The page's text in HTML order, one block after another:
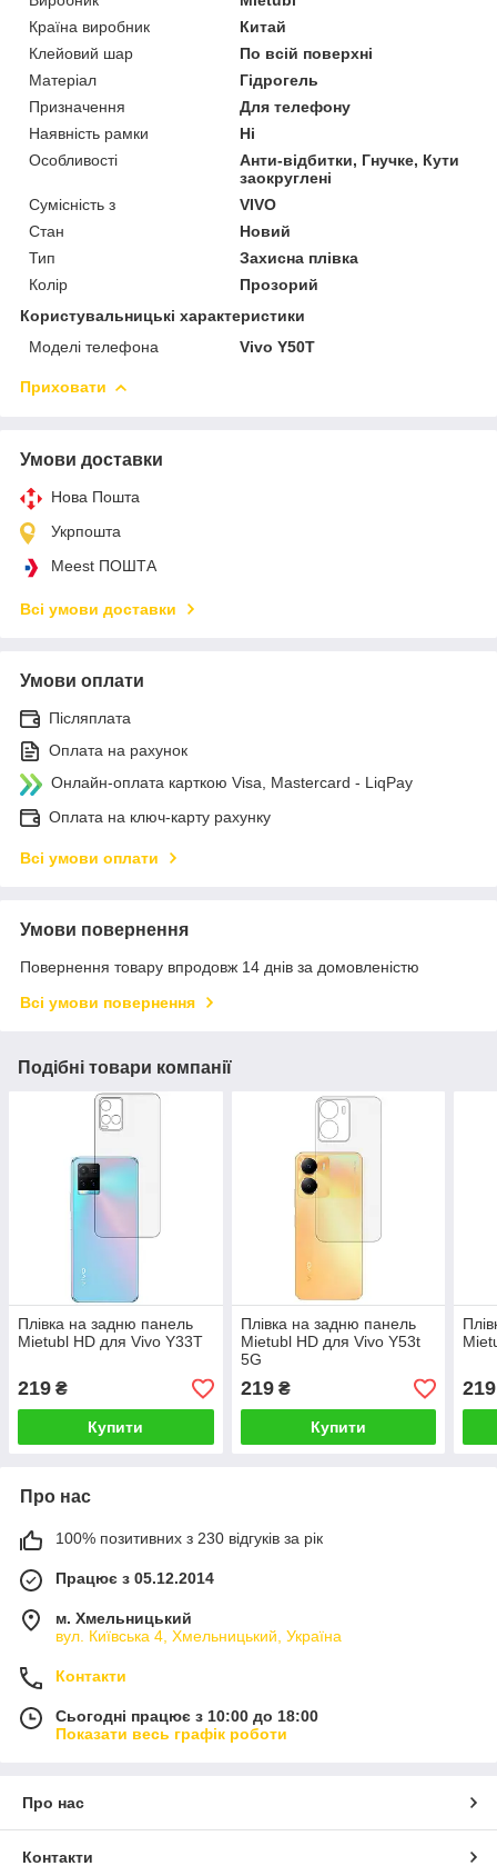
Країна виробник
Китай
Клейовий шар
По всій поверхні
Матеріал
Гідрогель
Призначення
Для телефону
Наявність рамки
Ні
Особливості
Анти-відбитки, Гнучке, Кути
заокруглені
Сумісність з
VIVO
Стан
Новий
Тип
Захисна плівка
Колір
Прозорий
Користувальницькі характеристики
Моделі телефона
Vivo Y50T
Приховати
Умови доставки
Нова Пошта
Укрпошта
Meest ПОШТА
Всі умови доставки
Умови оплати
Післяплата
Оплата на рахунок
Онлайн-оплата карткою Visa, Mastercard - LiqPay
Оплата на ключ-карту рахунку
Всі умови оплати
Умови повернення
Повернення товару впродовж 14 днів за домовленістю
Всі умови повернення
Подібні товари компанії
Плівка на задню панель
Mietubl HD для Vivo Y33T
219 ₴
Купити
Плівка на задню панель
Mietubl HD для Vivo Y53t
5G
219₴
Купити
219
Про нас
100% позитивних з 230 відгуків за рік
Працює з 05.12.2014
м. Хмельницький
вул. Київська 4, Хмельницький, Україна
Контакти
Сьогодні працює з 10:00 до 18:00
Показати весь графік роботи
Про нас
Контакти